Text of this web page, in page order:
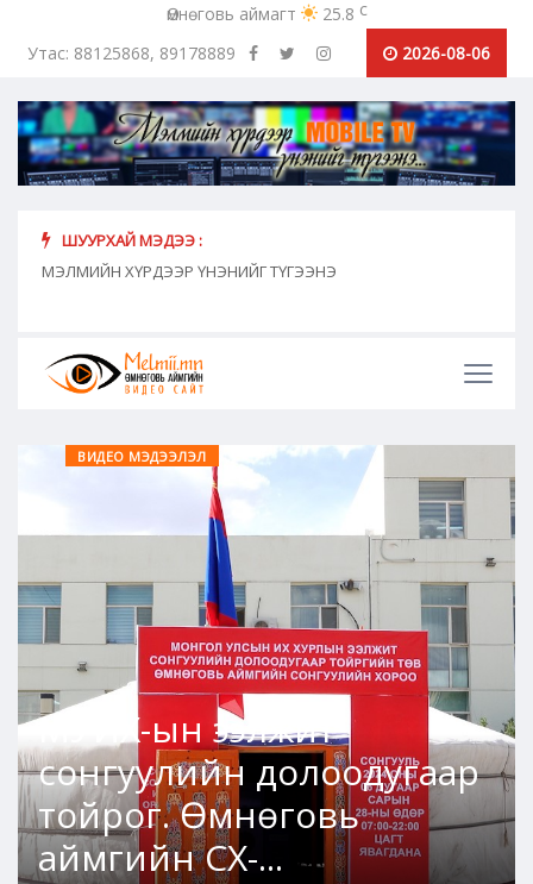
Өмнөговь аймагт 25.8 c
Утас: 88125868, 89178889
2026-08-06
ШУУРХАЙ МЭДЭЭ :
МЭЛМИЙН ХҮРДЭЭР ҮНЭНИЙГ ТҮГЭЭНЭ
ВИДЕО МЭДЭЭЛЭЛ
МУИХ-ын ээлжит
сонгуулийн долоодугаар
тойрог. Өмнөговь
аймгийн СХ-...